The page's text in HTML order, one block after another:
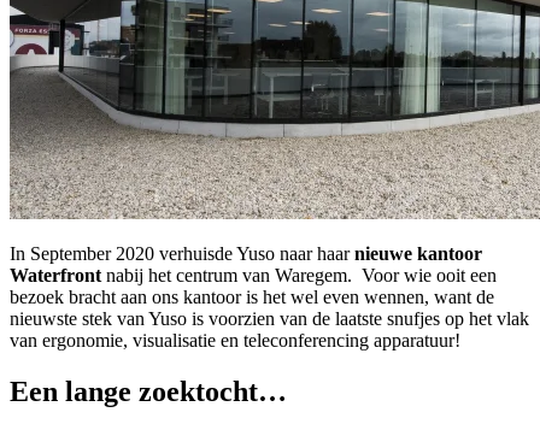
In September 2020 verhuisde Yuso naar haarnieuwe kantoor
Waterfront nabij het centrum van Waregem. Voor wie ooit een
bezoek bracht aan ons kantoor is het wel even wennen, want de
nieuwste stek van Yuso is voorzien van de laatste snufjes op het vlak
van ergonomie, visualisatie en teleconferencing apparatuur!
Een lange zoektocht…